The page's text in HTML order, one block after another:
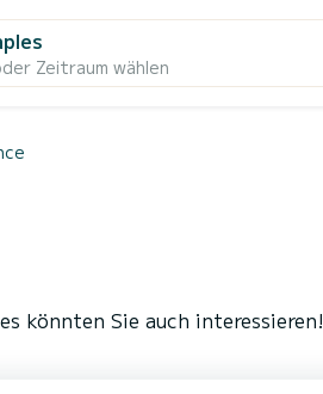
Zeitraum wählen
könnten Sie auch interessieren!